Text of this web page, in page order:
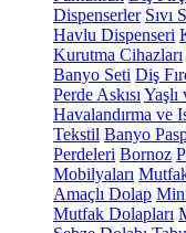
Dispenserler Sıvı
Havlu Dispenseri
Kurutma Cihazları
Banyo Seti Diş
Perde Askısı
Havalandırma ve
Tekstil Banyo
Perdeleri Bornoz
Mobilyaları
Amaçlı Dolap
Mutfak Dolapları